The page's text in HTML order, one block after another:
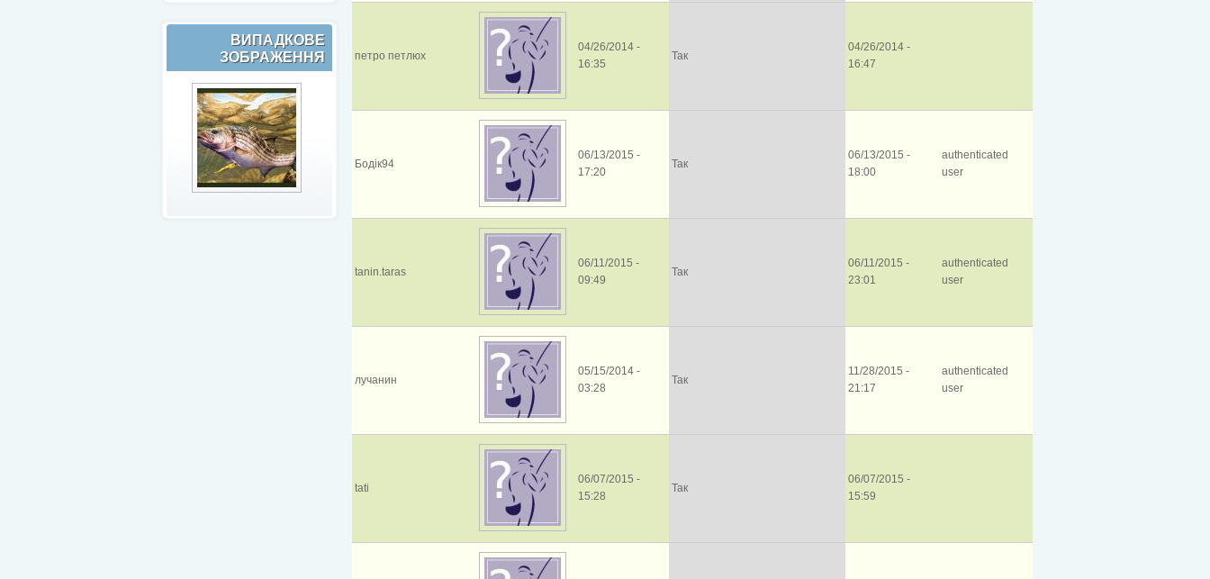
ВИПАДКОВЕ
ЗОБРАЖЕННЯ
петро петлюх
04/26/2014 -
16:35
Так
04/26/2014 -
16:47
Бодік94
06/13/2015 -
17:20
Так
06/13/2015 -
18:00
authenticated
user
tanin.taras
06/11/2015 -
09:49
Так
06/11/2015 -
23:01
authenticated
user
лучанин
05/15/2014 -
03:28
Так
11/28/2015 -
21:17
authenticated
user
tati
06/07/2015 -
15:28
Так
06/07/2015 -
15:59